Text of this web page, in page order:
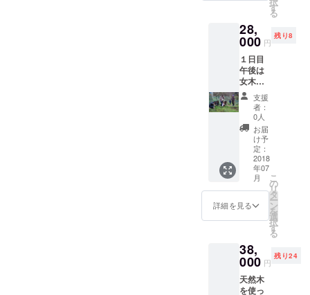
ンパク
トドラ
を使い
こな
す」
16:30
解散 交
通費は
含まれ
ませ
ん。
「女性
の体、
すばら
し
い！」
の私か
らの
話、ゆ
るゆる
慈しむ
体験、
資料付
き。女
性の体
につい
て、語
り合い
と真剣
に向き
合いた
い人に
ん。一
様まで
です。
必ずご
予約く
ださ
い。
2019年
2月まで
有効。
す
る
28,
000 円
残り8
１日目
午後は
女木島
ガイド
と散
策、夜
は先輩
移住者
と交流
会。２
日目は
男木島
生活体
験とラ
ンチ。
午後男
イドと
散策。
滞在中
の食
事、ガ
支援
者：
0人
お届
け予
定：
2018
年07
月
詳細を見る
こ
の
リ
タ
ー
ン
を
選
択
す
る
38,
000 円
残り24
天然木
を使っ